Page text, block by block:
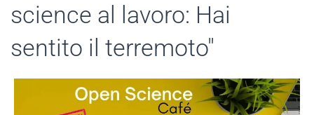
science al lavoro: Hai
sentito il terremoto"